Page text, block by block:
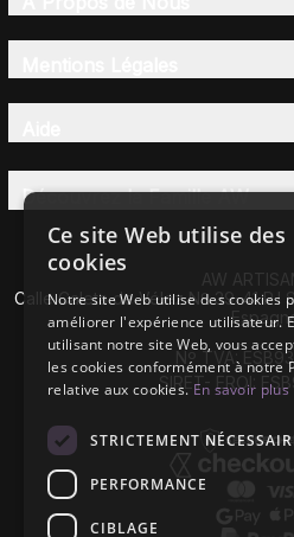
Découvrez la Famille AW
AW
Calle Caleta de Vélez Nº 39-41 P.I
Nº TVA:
SIRET- EROI:
Ce site Web utilise des
cookies
Notre site Web utilise des cookies
améliorer l'expérience utilisateur.
utilisant notre site Web, vous
les cookies conformément à notre
relative aux cookies.En savoir plus
STRICTEMENT
PERFORMANCE
CIBLAGE